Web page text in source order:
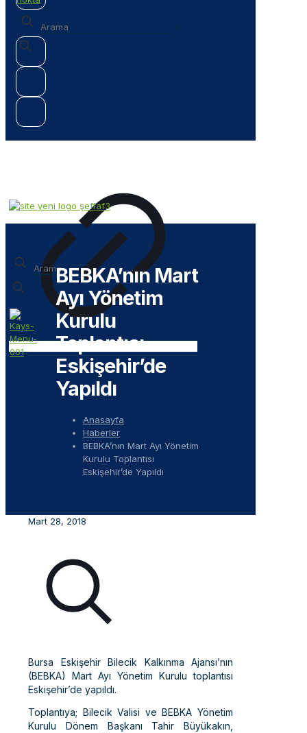
✕
BEBKA’nın Mart
Ayı Yönetim
Kurulu
Toplantısı
Eskişehir’de
Yapıldı
Anasayfa
Haberler
BEBKA’nın Mart Ayı Yönetim
Kurulu Toplantısı
Eskişehir’de Yapıldı
Mart 28, 2018
Bursa Eskişehir Bilecik Kalkınma Ajansı’nın
(BEBKA) Mart Ayı Yönetim Kurulu toplantısı
Eskişehir’de yapıldı.
Toplantıya; Bilecik Valisi ve BEBKA Yönetim
Kurulu Dönem Başkanı Tahir Büyükakın,